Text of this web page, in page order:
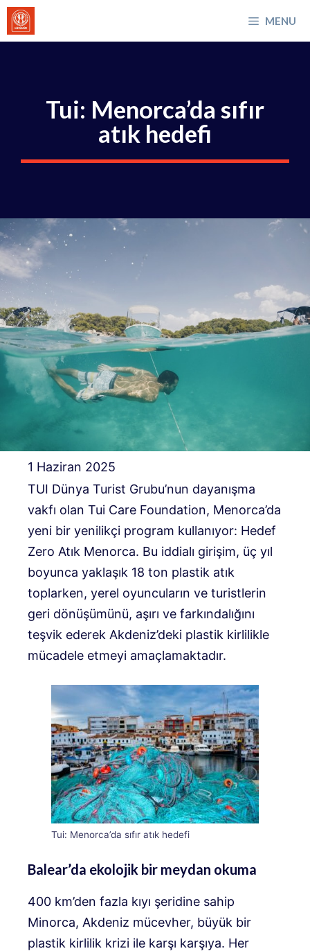
İçeriğe
atla
MENU
Tui: Menorca’da sıfır
atık hedefi
1 Haziran 2025
TUI Dünya Turist Grubu’nun dayanışma
vakfı olan Tui Care Foundation, Menorca’da
yeni bir yenilikçi program kullanıyor: Hedef
Zero Atık Menorca. Bu iddialı girişim, üç yıl
boyunca yaklaşık 18 ton plastik atık
toplarken, yerel oyuncuların ve turistlerin
geri dönüşümünü, aşırı ve farkındalığını
teşvik ederek Akdeniz’deki plastik kirlilikle
mücadele etmeyi amaçlamaktadır.
Tui: Menorca’da sıfır atık hedefi
Balear’da ekolojik bir meydan okuma
400 km’den fazla kıyı şeridine sahip
Minorca, Akdeniz mücevher, büyük bir
plastik kirlilik krizi ile karşı karşıya. Her